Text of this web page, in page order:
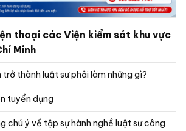
thoại các Viện kiểm sát khu vực
Minh
trở thành luật sư phải làm những gì?
tuyển dụng
chú ý về tập sự hành nghề luật sư công